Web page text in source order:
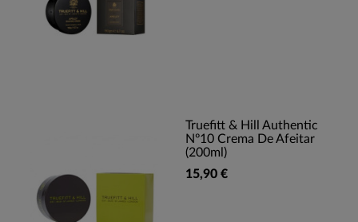
Truefitt & Hill Authentic
Nº10 Crema De Afeitar
(200ml)
15,90 €